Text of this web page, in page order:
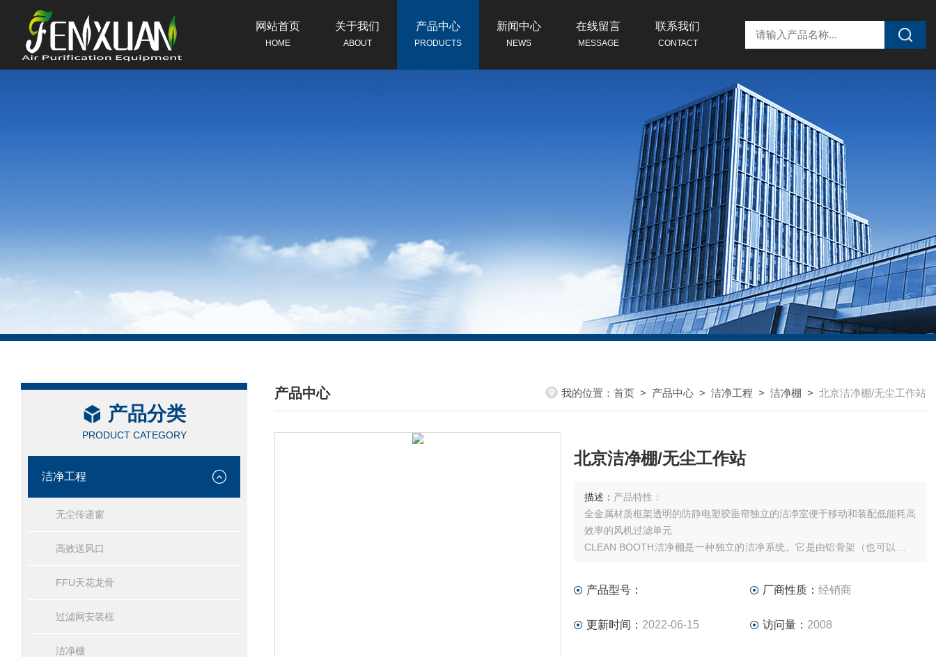
网站首页
HOME
关于我们
ABOUT
产品中心
PRODUCTS
新闻中心
NEWS
在线留言
MESSAGE
联系我们
CONTACT
产品分类
PRODUCT CATEGORY
洁净工程
无尘传递窗
高效送风口
FFU天花龙骨
过滤网安装框
洁净棚
产品中心
/ PRODUCTS CENTER
我的位置： 首页 > 产品中心 > 洁净工程 > 洁净棚 > 北京洁净棚/无尘工作站
北京洁净棚/无尘工作站
描述： 产品特性：
全金属材质框架透明的防静电塑胶垂帘独立的洁净室便于移动和装配低能耗高
效率的风机过滤单元
CLEAN BOOTH洁净棚是一种独立的洁净系统。它是由铝骨架（也可以使用
产品型号： 厂商性质： 经销商
更新时间： 2022-06-15 访问量： 2008